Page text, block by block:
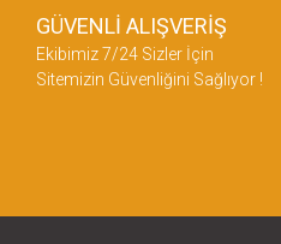
GÜVENLİ ALIŞVERİŞ
Ekibimiz 7/24 Sizler İçin
Sitemizin Güvenliğini Sağlıyor !